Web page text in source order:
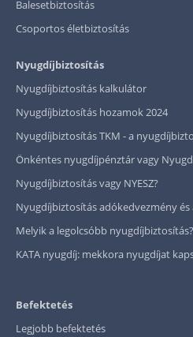
Balesetbiztosítás
Csoportos életbiztosítás
Nyugdíjbiztosítás
Nyugdíjbiztosítás kalkulátor
Nyugdíjbiztosítás hozamok 2024
Nyugdíjbiztosítás TKM - a
Önkéntes nyugdíjpénztár vagy
Nyugdíjbiztosítás vagy NYESZ?
Nyugdíjbiztosítás adókedvezmény és
Melyik a legolcsóbb nyugdíjbiztosítás?
KATA nyugdíj: mekkora nyugdíjat
Befektetés
Legjobb befektetés